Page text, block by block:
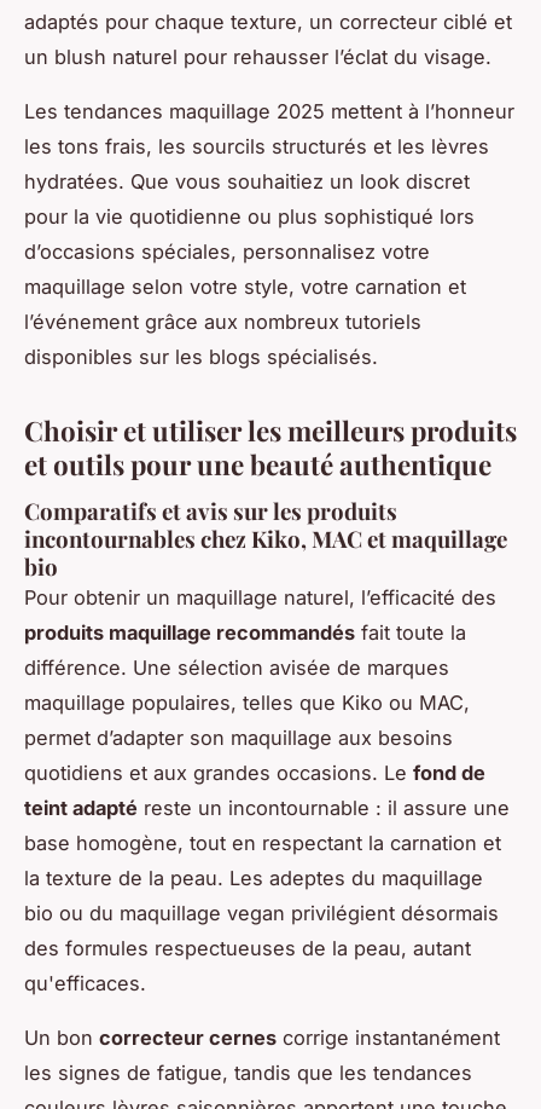
adaptés pour chaque texture, un correcteur ciblé et
un blush naturel pour rehausser l’éclat du visage.
Les tendances maquillage 2025 mettent à l’honneur
les tons frais, les sourcils structurés et les lèvres
hydratées. Que vous souhaitiez un look discret
pour la vie quotidienne ou plus sophistiqué lors
d’occasions spéciales, personnalisez votre
maquillage selon votre style, votre carnation et
l’événement grâce aux nombreux tutoriels
disponibles sur les blogs spécialisés.
Choisir et utiliser les meilleurs produits
et outils pour une beauté authentique
Comparatifs et avis sur les produits
incontournables chez Kiko, MAC et maquillage
bio
Pour obtenir un maquillage naturel, l’efficacité des
produits maquillage recommandés fait toute la
différence. Une sélection avisée de marques
maquillage populaires, telles que Kiko ou MAC,
permet d’adapter son maquillage aux besoins
quotidiens et aux grandes occasions. Le fond de
teint adapté reste un incontournable : il assure une
base homogène, tout en respectant la carnation et
la texture de la peau. Les adeptes du maquillage
bio ou du maquillage vegan privilégient désormais
des formules respectueuses de la peau, autant
qu'efficaces.
Un bon correcteur cernes corrige instantanément
les signes de fatigue, tandis que les tendances